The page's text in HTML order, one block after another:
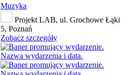
Muzyka
Projekt LAB, ul. Grochowe Łąki
5, Poznań
Zobacz szczegóły